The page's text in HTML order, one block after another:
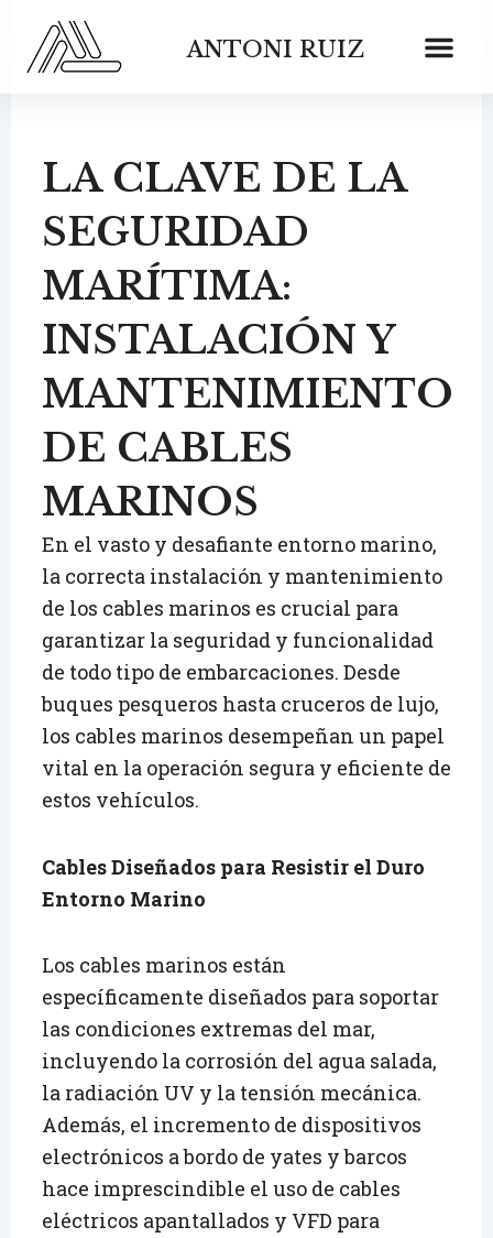
contenido
ANTONI RUIZ
LA CLAVE DE LA
SEGURIDAD
MARÍTIMA:
INSTALACIÓN Y
MANTENIMIENTO
DE CABLES
MARINOS
En el vasto y desafiante entorno marino,
la correcta instalación y mantenimiento
de los cables marinos es crucial para
garantizar la seguridad y funcionalidad
de todo tipo de embarcaciones. Desde
buques pesqueros hasta cruceros de lujo,
los cables marinos desempeñan un papel
vital en la operación segura y eficiente de
estos vehículos.
Cables Diseñados para Resistir el Duro
Entorno Marino
Los cables marinos están
específicamente diseñados para soportar
las condiciones extremas del mar,
incluyendo la corrosión del agua salada,
la radiación UV y la tensión mecánica.
Además, el incremento de dispositivos
electrónicos a bordo de yates y barcos
hace imprescindible el uso de cables
eléctricos apantallados y VFD para